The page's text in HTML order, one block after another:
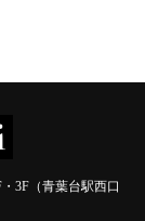
3F（青葉台駅西口